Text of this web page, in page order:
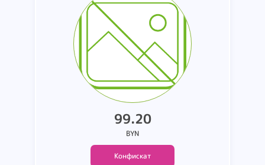
производства Италия. состав:
49% вискоза. 28% полиамид.
23% нейлон (коробка 411)
99.20
BYN
Конфискат